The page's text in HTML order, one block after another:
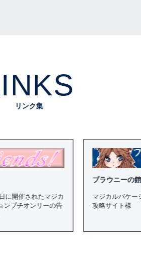
リンク集
カ
告
マジカルバケーションシリーズの
攻略サイト様